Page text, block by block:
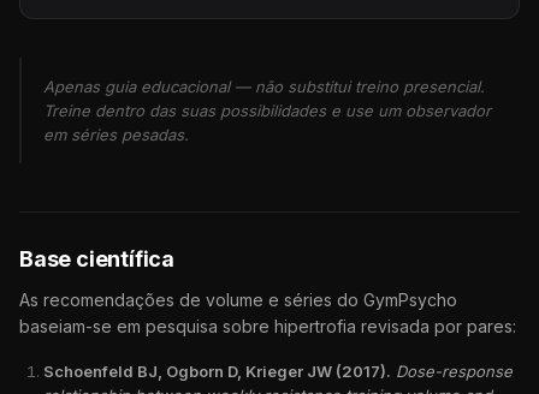
Apenas guia educacional — não substitui treino presencial.
Treine dentro das suas possibilidades e use um observador
em séries pesadas.
Base científica
As recomendações de volume e séries do GymPsycho
baseiam-se em pesquisa sobre hipertrofia revisada por pares:
Schoenfeld BJ, Ogborn D, Krieger JW (2017). Dose-response